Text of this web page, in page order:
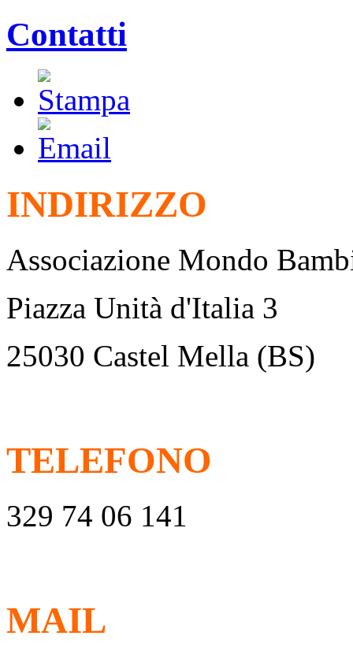
Contatti
INDIRIZZO
Associazione Mondo
Piazza Unità d'Italia 3
25030 Castel Mella (BS)
TELEFONO
329 74 06 141
MAIL